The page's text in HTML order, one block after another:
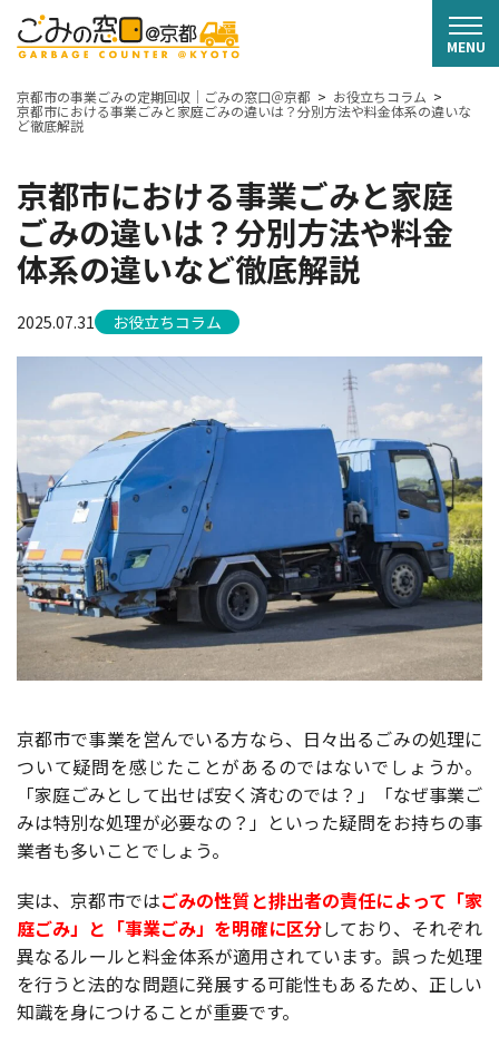
京都市の事業ごみの定期回収｜ごみの窓口＠京都 お役立ちコラム
京都市における事業ごみと家庭ごみの違いは？分別方法や料金体系の違いな
ど徹底解説
京都市における事業ごみと家庭
ごみの違いは？分別方法や料金
体系の違いなど徹底解説
2025.07.31 お役立ちコラム
京都市で事業を営んでいる方なら、日々出るごみの処理に
ついて疑問を感じたことがあるのではないでしょうか。
「家庭ごみとして出せば安く済むのでは？」「なぜ事業ご
みは特別な処理が必要なの？」といった疑問をお持ちの事
業者も多いことでしょう。
実は、京都市ではごみの性質と排出者の責任によって「家
庭ごみ」と「事業ごみ」を明確に区分しており、それぞれ
異なるルールと料金体系が適用されています。誤った処理
を行うと法的な問題に発展する可能性もあるため、正しい
知識を身につけることが重要です。